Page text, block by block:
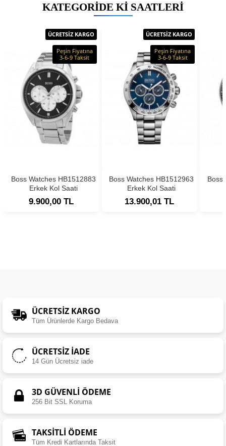
KATEGORIDE KI SAATLERI
ÜCRETSİZ KARGO
Peşin Fiyatına
3-6-9 Taksit
Boss Watches HB1512883
Erkek Kol Saati
9.900,00 TL
ÜCRETSİZ KARGO
Peşin Fiyatına
3-6-9 Taksit
Boss Watches HB1512963
Erkek Kol Saati
13.900,01 TL
Boss
ÜCRETSIZ KARGO
Tüm Ürünlerde Kargo Bedava
ÜCRETSIZ İADE
14 Gün Ücretsiz iade
3D GÜVENLİ ÖDEME
256 Bit SSL Koruma
TAKSİTLİ ÖDEME
Tüm Kredi Kartlarında Taksit